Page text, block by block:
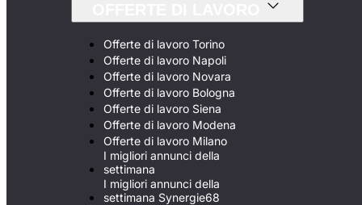
Offerte di lavoro Torino
Offerte di lavoro Napoli
Offerte di lavoro Novara
Offerte di lavoro Bologna
Offerte di lavoro Siena
Offerte di lavoro Modena
Offerte di lavoro Milano
I migliori annunci della
settimana
I migliori annunci della
settimana Synergie68